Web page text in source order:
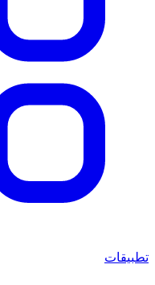
تطبيقات